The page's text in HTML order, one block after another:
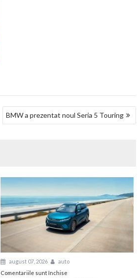
BMW a prezentat noul Seria 5 Touring
august 07, 2026
auto
Comentariile sunt închise